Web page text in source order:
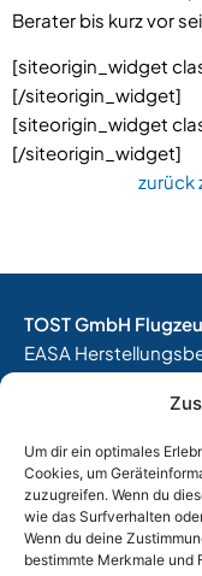
Um dir ein optimales
Cookies, um
zuzugreifen. Wenn du
wie das Surfverhalten
Wenn du deine
bestimmte Merkmale
Berater bis kurz vor
[siteorigin_widget
[/siteorigin_widget]
[siteorigin_widget
[/siteorigin_widget]
zurück
TOST GmbH
EASA
Entwicklungsbetrieb
Thalkirchner Straße
80337 München
Tel. +49(0)89 544
E-Mail: info@tost.de